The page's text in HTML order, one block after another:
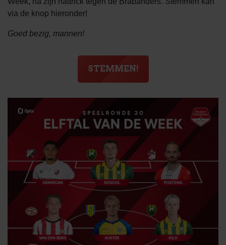
via de knop hieronder!
Goed bezig, mannen!
STEMMEN!